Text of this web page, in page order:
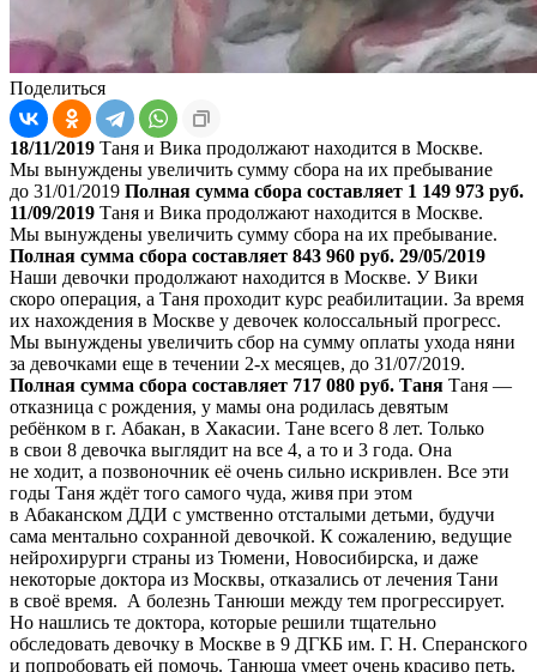
Поделиться
18/11/2019 Таня и Вика продолжают находится в Москве.
Мы вынуждены увеличить сумму сбора на их пребывание
до 31/01/2019 Полная сумма сбора составляет 1 149 973 руб.
11/09/2019 Таня и Вика продолжают находится в Москве.
Мы вынуждены увеличить сумму сбора на их пребывание.
Полная сумма сбора составляет 843 960 руб. 29/05/2019
Наши девочки продолжают находится в Москве. У Вики
скоро операция, а Таня проходит курс реабилитации. За время
их нахождения в Москве у девочек колоссальный прогресс.
Мы вынуждены увеличить сбор на сумму оплаты ухода няни
за девочками еще в течении 2-х месяцев, до 31/07/2019.
Полная сумма сбора составляет 717 080 руб. Таня Таня —
отказница с рождения, у мамы она родилась девятым
ребёнком в г. Абакан, в Хакасии. Тане всего 8 лет. Только
в свои 8 девочка выглядит на все 4, а то и 3 года. Она
не ходит, а позвоночник её очень сильно искривлен. Все эти
годы Таня ждёт того самого чуда, живя при этом
в Абаканском ДДИ с умственно отсталыми детьми, будучи
сама ментально сохранной девочкой. К сожалению, ведущие
нейрохирурги страны из Тюмени, Новосибирска, и даже
некоторые доктора из Москвы, отказались от лечения Тани
в своё время. А болезнь Танюши между тем прогрессирует.
Но нашлись те доктора, которые решили тщательно
обследовать девочку в Москве в 9 ДГКБ им. Г. Н. Сперанского
и попробовать ей помочь. Танюша умеет очень красиво петь.